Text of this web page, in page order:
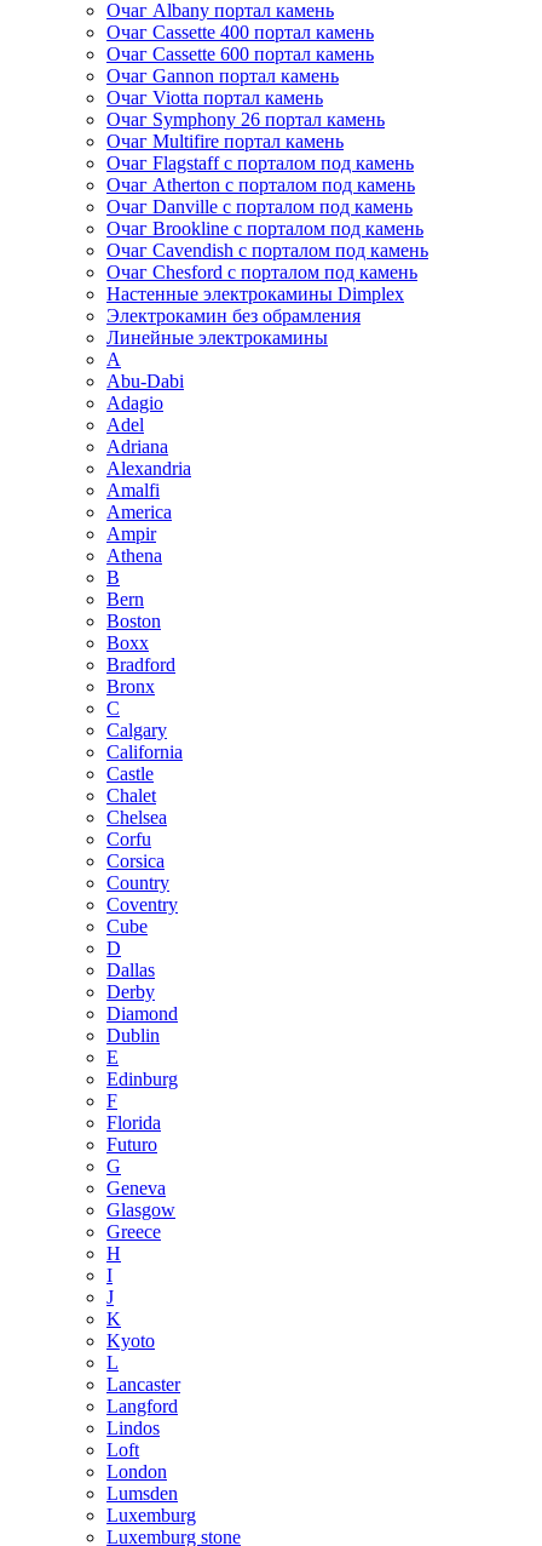
Очаг Albany портал камень
Очаг Cassette 400 портал камень
Очаг Cassette 600 портал камень
Очаг Gannon портал камень
Очаг Viotta портал камень
Очаг Symphony 26 портал камень
Очаг Multifire портал камень
Очаг Flagstaff с порталом под камень
Очаг Atherton с порталом под камень
Очаг Danville с порталом под камень
Очаг Brookline с порталом под камень
Очаг Cavendish с порталом под камень
Очаг Chesford с порталом под камень
Настенные электрокамины Dimplex
Электрокамин без обрамления
Линейные электрокамины
A
Abu-Dabi
Adagio
Adel
Adriana
Alexandria
Amalfi
America
Ampir
Athena
B
Bern
Boston
Boxx
Bradford
Bronx
C
Calgary
California
Castle
Chalet
Chelsea
Corfu
Corsica
Country
Coventry
Cube
D
Dallas
Derby
Diamond
Dublin
E
Edinburg
F
Florida
Futuro
G
Geneva
Glasgow
Greece
H
I
J
K
Kyoto
L
Lancaster
Langford
Lindos
Loft
London
Lumsden
Luxemburg
Luxemburg stone